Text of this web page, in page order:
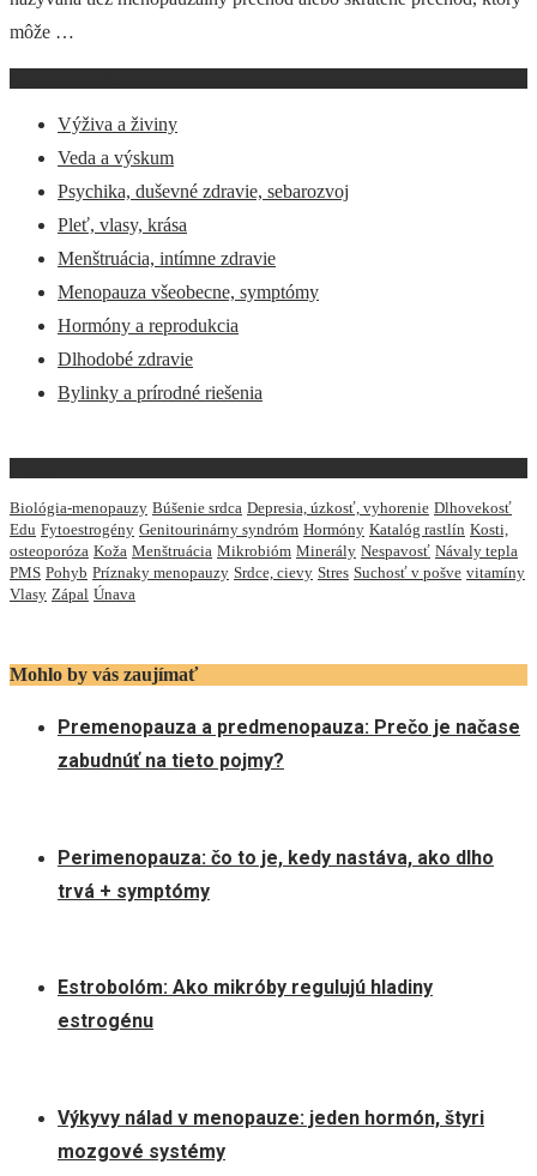
môže …
Výživa a živiny
Veda a výskum
Psychika, duševné zdravie, sebarozvoj
Pleť, vlasy, krása
Menštruácia, intímne zdravie
Menopauza všeobecne, symptómy
Hormóny a reprodukcia
Dlhodobé zdravie
Bylinky a prírodné riešenia
Biológia-menopauzy Búšenie srdca Depresia, úzkosť, vyhorenie Dlhovekosť
Edu Fytoestrogény Genitourinárny syndróm Hormóny Katalóg rastlín Kosti,
osteoporóza Koža Menštruácia Mikrobióm Minerály Nespavosť Návaly tepla
PMS Pohyb Príznaky menopauzy Srdce, cievy Stres Suchosť v pošve vitamíny
Vlasy Zápal Únava
Mohlo by vás zaujímať
Premenopauza a predmenopauza: Prečo je načase
zabudnúť na tieto pojmy?
Perimenopauza: čo to je, kedy nastáva, ako dlho
trvá + symptómy
Estrobolóm: Ako mikróby regulujú hladiny
estrogénu
Výkyvy nálad v menopauze: jeden hormón, štyri
mozgové systémy